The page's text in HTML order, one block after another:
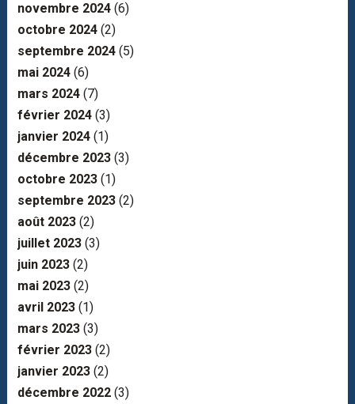
novembre 2024(6)
octobre 2024(2)
septembre 2024(5)
mai 2024(6)
mars 2024(7)
février 2024(3)
janvier 2024(1)
décembre 2023(3)
octobre 2023(1)
septembre 2023(2)
août 2023(2)
juillet 2023(3)
juin 2023(2)
mai 2023(2)
avril 2023(1)
mars 2023(3)
février 2023(2)
janvier 2023(2)
décembre 2022(3)